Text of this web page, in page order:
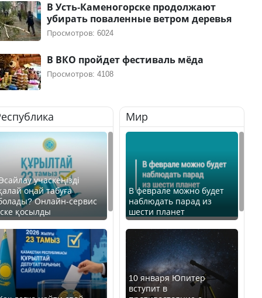
В Усть-Каменогорске продолжают
убирать поваленные ветром деревья
Просмотров: 6024
В ВКО пройдет фестиваль мёда
Просмотров: 4108
учаскеңізді
оңай табуға
Онлайн-сервис
қосылды
Мир
В феврале можно будет
наблюдать парад из
шести планет
10 января Юпитер
вступит в